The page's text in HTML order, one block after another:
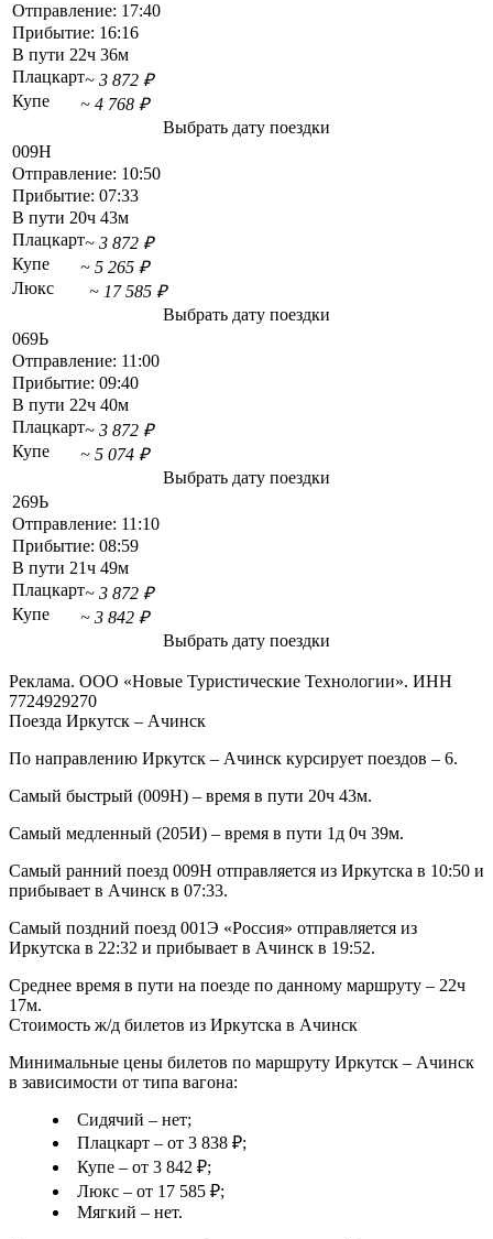
Отправление: 17:40
Прибытие: 16:16
В пути 22ч 36м
Плацкарт~ 3 872 ₽
Купе
~ 4 768 ₽
Выбрать дату поездки
009Н
Отправление: 10:50
Прибытие: 07:33
В пути 20ч 43м
Плацкарт~ 3 872 ₽
Купе
~ 5 265 ₽
Люкс
~ 17 585 ₽
Выбрать дату поездки
069Ь
Отправление: 11:00
Прибытие: 09:40
В пути 22ч 40м
Плацкарт~ 3 872 ₽
Купе
~ 5 074 ₽
Выбрать дату поездки
269Ь
Отправление: 11:10
Прибытие: 08:59
В пути 21ч 49м
Плацкарт~ 3 872 ₽
Купе
~ 3 842 ₽
Выбрать дату поездки
Реклама. ООО «Новые Туристические Технологии». ИНН
7724929270
Поезда Иркутск – Ачинск
По направлению Иркутск – Ачинск курсирует поездов – 6.
Самый быстрый (009Н) – время в пути 20ч 43м.
Самый медленный (205И) – время в пути 1д 0ч 39м.
Самый ранний поезд 009Н отправляется из Иркутска в 10:50 и
прибывает в Ачинск в 07:33.
Самый поздний поезд 001Э «Россия» отправляется из
Иркутска в 22:32 и прибывает в Ачинск в 19:52.
Среднее время в пути на поезде по данному маршруту – 22ч
17м.
Стоимость ж/д билетов из Иркутска в Ачинск
Минимальные цены билетов по маршруту Иркутск – Ачинск
в зависимости от типа вагона:
Сидячий – нет;
Плацкарт – от 3 838 ₽;
Купе – от 3 842 ₽;
Люкс – от 17 585 ₽;
Мягкий – нет.